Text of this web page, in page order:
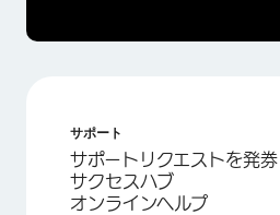
サポート
サポートリクエストを発
サクセスハブ
オンラインヘルプ